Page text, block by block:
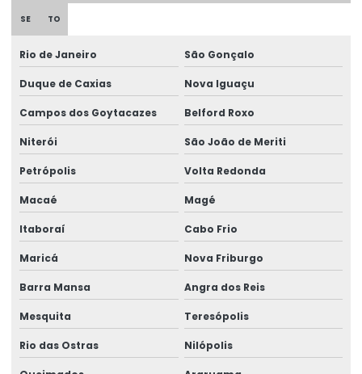
Etiqueta Termica Para Impressora
Etiqueta Térmica Para Impressora Térmica
Etiqueta Termo Transfer Para Impressoras
Etiquetas Adesivas
Etiquetas Adesivas Com Acabamento Especializado
Etiquetas Adesivas Couchê
Etiquetas Adesivas Couchê Fosco
Etiquetas Adesivas De Alta Resolução
Etiquetas Adesivas De Impressão Digital
Etiquetas Adesivas Em Bopp
Etiquetas Adesivas Em Diferentes Materiais
SE TO
Rio de Janeiro São Gonçalo
Duque de Caxias Nova Iguaçu
Campos dos Goytacazes Belford Roxo
Niterói São João de Meriti
Petrópolis Volta Redonda
Macaé Magé
Itaboraí Cabo Frio
Maricá Nova Friburgo
Barra Mansa Angra dos Reis
Mesquita Teresópolis
Rio das Ostras Nilópolis